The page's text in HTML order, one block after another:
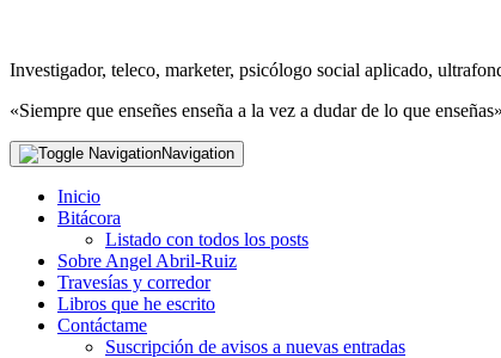
Investigador, teleco, marketer, psicólogo social aplicado,
«Siempre que enseñes enseña a la vez a dudar de lo que
Navigation
Inicio
Bitácora
Listado con todos los posts
Sobre Angel Abril-Ruiz
Travesías y corredor
Libros que he escrito
Contáctame
Suscripción de avisos a nuevas entradas